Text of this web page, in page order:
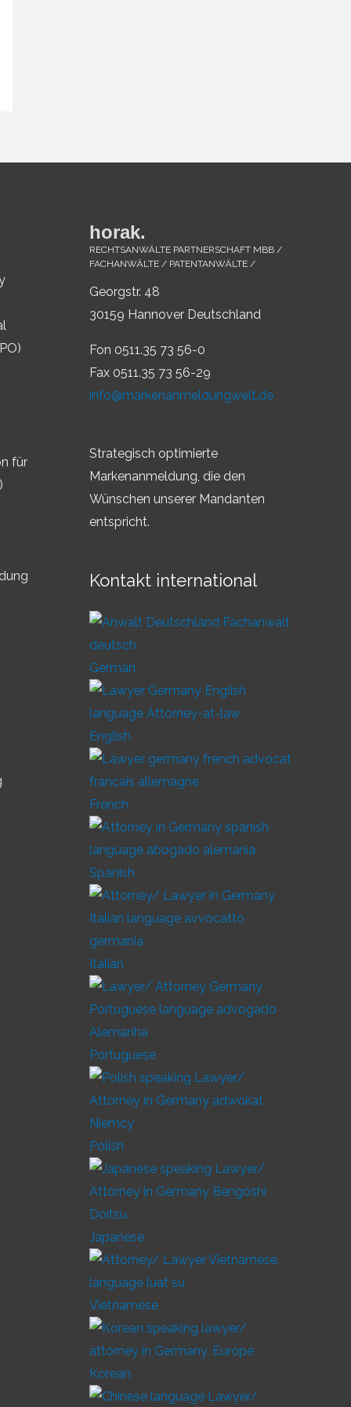
für
horak.
RECHTSANWÄLTE PARTNERSCHAFT MBB /
FACHANWÄLTE / PATENTANWÄLTE /
Georgstr. 48
30159 Hannover Deutschland
Fon 0511.35 73 56-0
Fax 0511.35 73 56-29
info@markenanmeldungwelt.de
Strategisch optimierte
Markenanmeldung, die den
Wünschen unserer Mandanten
entspricht.
Kontakt international
German
English
French
Spanish
Italian
Portuguese
Polish
Japanese
Vietnamese
Korean